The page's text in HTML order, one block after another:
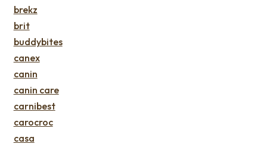
brekz
brit
buddybites
canex
canin
canin care
carnibest
carocroc
casa